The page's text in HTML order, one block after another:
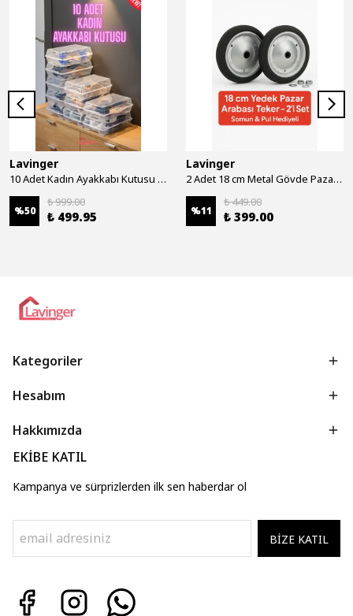
Lavinger
10 Adet Kadın Ayakkabı Kutusu - Şeffaf Ayakkabı Düzenleyici Saklama Kutusu Organizer Seyahat Kutusu
%50
₺ 999.00
₺ 499.95
Lavinger
2 Adet 18 cm Metal Gövde Pazar Arabası Tekerleği Süper Sağlam Araba Tekeri Somun&Pul Hediyeli
%11
₺ 449.00
₺ 399.00
Kategoriler
Hesabım
Hakkımızda
EKİBE KATIL
Kampanya ve sürprizlerden ilk sen haberdar ol
BİZE KATIL